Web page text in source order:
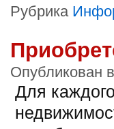
Рубрика
Опубликован в
Для